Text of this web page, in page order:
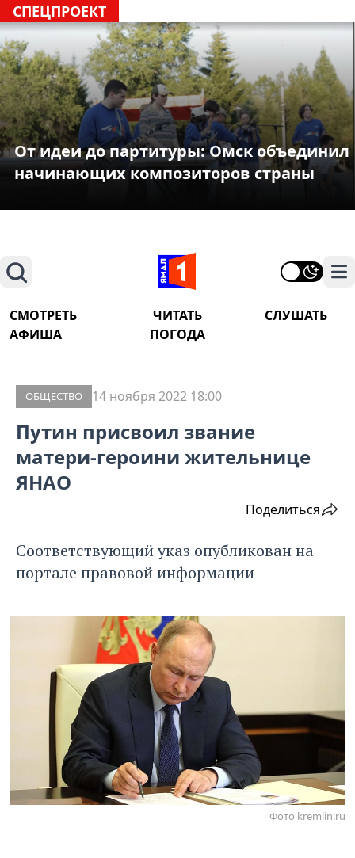
СПЕЦПРОЕКТ
От идеи до партитуры: Омск объединил
начинающих композиторов страны
Поиск
СМОТРЕТЬ ЧИТАТЬ
СЛУШАТЬ
АФИША
ПОГОДА
ОБЩЕСТВО 14 ноября 2022 18:00
Путин присвоил звание
матери-героини жительнице
ЯНАО
Поделиться
Соответствующий указ опубликован на
портале правовой информации
Фото kremlin.ru